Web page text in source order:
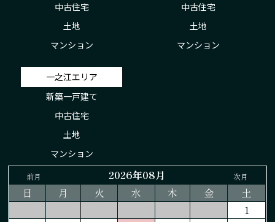
中古住宅
土地
マンション
中古住宅
土地
マンション
一之江エリア
新築一戸建て
中古住宅
土地
マンション
前月 2026年08月 次月
日 月 火 水 木 金
土
1